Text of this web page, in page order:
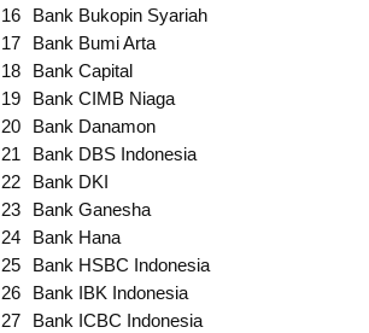
16
Bank Bukopin Syariah
17
Bank Bumi Arta
18
Bank Capital
19
Bank CIMB Niaga
20
Bank Danamon
21
Bank DBS Indonesia
22
Bank DKI
23
Bank Ganesha
24
Bank Hana
25
Bank HSBC Indonesia
26
Bank IBK Indonesia
27
Bank ICBC Indonesia